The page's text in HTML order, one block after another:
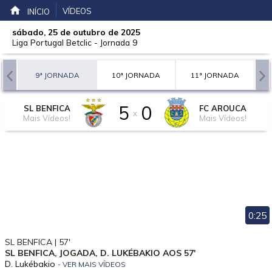
INÍCIO VÍDEOS
sábado, 25 de outubro de 2025
Liga Portugal Betclic - Jornada 9
9ª JORNADA 10ª JORNADA 11ª JORNADA
SL BENFICA
Mais Vídeos!
5 x 0
FC AROUCA
Mais Vídeos!
0:25
SL BENFICA | 57'
SL BENFICA, JOGADA, D. LUKÉBAKIO AOS 57'
D. Lukébakio - VER MAIS VÍDEOS